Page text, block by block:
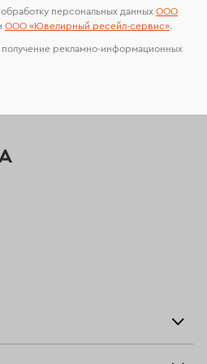
персональных данных ООО
ООО «Ювелирный ресейл-сервиc».
рекламно-информационных